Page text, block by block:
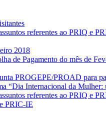
referentes ao PRIQ e
2018
de Pagamento do mês de
PROGEPE/PROAD para
“Dia Internacional da Mulher:
referentes ao PRIQ e
PRIC-IE